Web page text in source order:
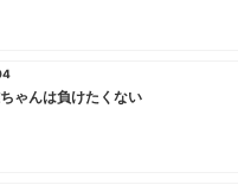
ゃんは負けたくない